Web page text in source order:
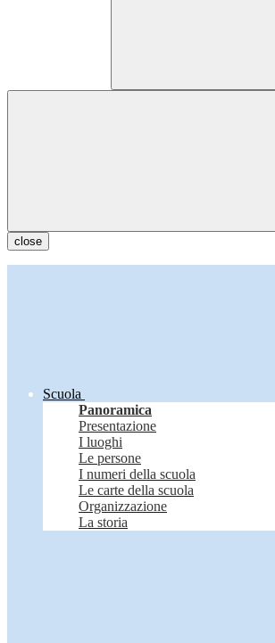
close
Scuola
Panoramica
Presentazione
I luoghi
Le persone
I numeri della scuola
Le carte della scuola
Organizzazione
La storia